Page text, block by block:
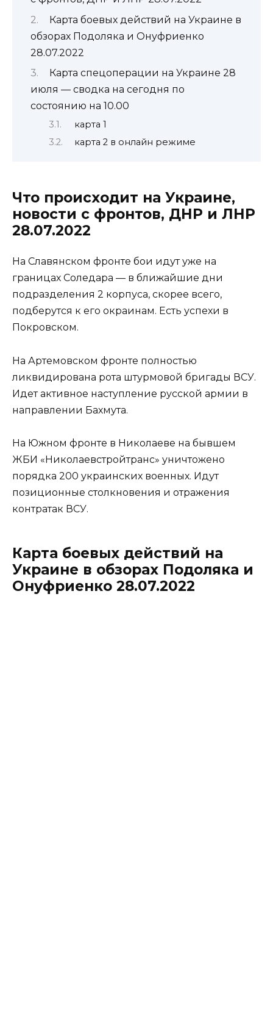
Карта боевых действий на Украине в
обзорах Подоляка и Онуфриенко
28.07.2022
Карта спецоперации на Украине 28
июля — сводка на сегодня по
состоянию на 10.00
карта 1
карта 2 в онлайн режиме
Что происходит на Украине,
новости с фронтов, ДНР и ЛНР
28.07.2022
На Славянском фронте бои идут уже на
границах Соледара — в ближайшие дни
подразделения 2 корпуса, скорее всего,
подберутся к его окраинам. Есть успехи в
Покровском.
На Артемовском фронте полностью
ликвидирована рота штурмовой бригады ВСУ.
Идет активное наступление русской армии в
направлении Бахмута.
На Южном фронте в Николаеве на бывшем
ЖБИ «Николаевстройтранс» уничтожено
порядка 200 украинских военных. Идут
позиционные столкновения и отражения
контратак ВСУ.
Карта боевых действий на
Украине в обзорах Подоляка и
Онуфриенко 28.07.2022